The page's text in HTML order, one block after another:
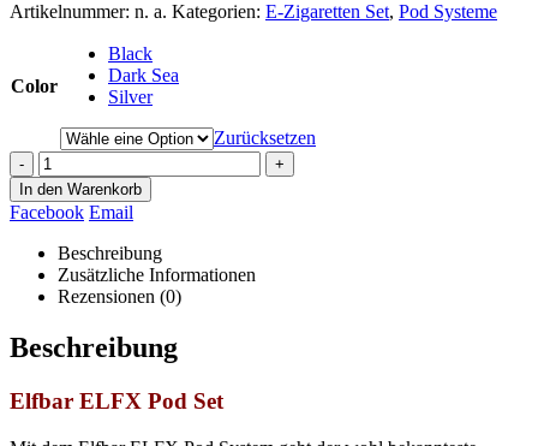
Artikelnummer: n. a. Kategorien: E-Zigaretten Set, Pod Systeme
Color
Black
Dark Sea
Silver
Zurücksetzen
-
+
In den Warenkorb
Facebook Email
Beschreibung
Zusätzliche Informationen
Rezensionen (0)
Beschreibung
Elfbar ELFX Pod Set